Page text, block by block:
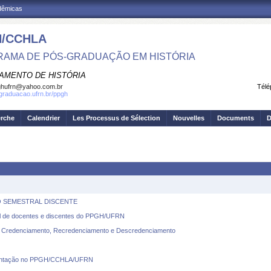
CCHLA
DE PÓS-GRADUAÇÃO EM HISTÓRIA
DE HISTÓRIA
ppgh
Calendrier Les Processus de Sélection Nouvelles Documents
DISCENTE
docentes e discentes do PPGH/UFRN
Recredenciamento e Descredenciamento
no PPGH/CCHLA/UFRN